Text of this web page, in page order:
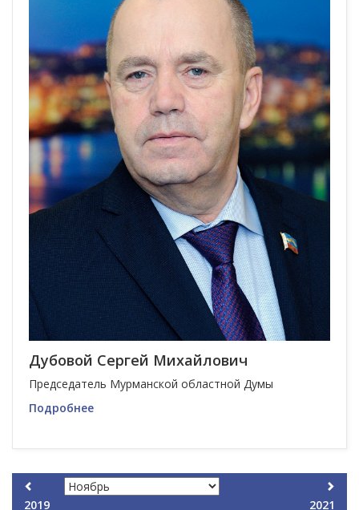
Дубовой Сергей Михайлович
Председатель Мурманской областной Думы
Подробнее
2019 2021